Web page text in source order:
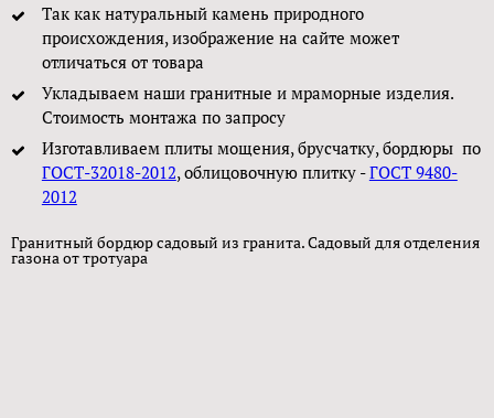
Так как натуральный камень природного
происхождения, изображение на сайте может
отличаться от товара
Укладываем наши гранитные и мраморные изделия.
Стоимость монтажа по запросу
Изготавливаем плиты мощения, брусчатку, бордюры по
ГОСТ-32018-2012, облицовочную плитку -ГОСТ 9480-
2012
Гранитный бордюр садовый из гранита. Садовый для отделения
газона от тротуара